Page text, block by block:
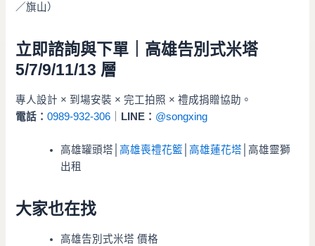
／旗山）
立即諮詢與下單｜高雄告別式米塔
5/7/9/11/13 層
專人設計 × 到場安裝 × 完工拍照 × 禮成捐贈協助。
電話：0989-932-306 LINE： @songxing
高雄罐頭塔│高雄喪禮花籃 │高雄蓮花塔 │高雄靈獅
出租
大家也在找
高雄告別式米塔 價格